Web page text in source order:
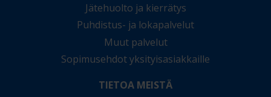
Jätehuolto ja kierrätys
Puhdistus- ja lokapalvelut
Muut palvelut
Sopimusehdot yksityisasiakkaille
TIETOA MEISTÄ